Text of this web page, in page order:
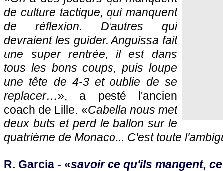
de culture tactique, qui manquent
de réflexion. D'autres qui
devraient les guider. Anguissa fait
une super rentrée, il est dans
tous les bons coups, puis loupe
une tête de 4-3 et oublie de se
replacer…», a pesté l'ancien
coach de Lille. «Cabella nous met
deux buts et perd le ballon sur le
quatrième de Monaco... C'est toute
R. Garcia - «savoir ce qu'ils mangent,